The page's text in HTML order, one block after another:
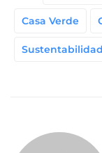
Casa Verde